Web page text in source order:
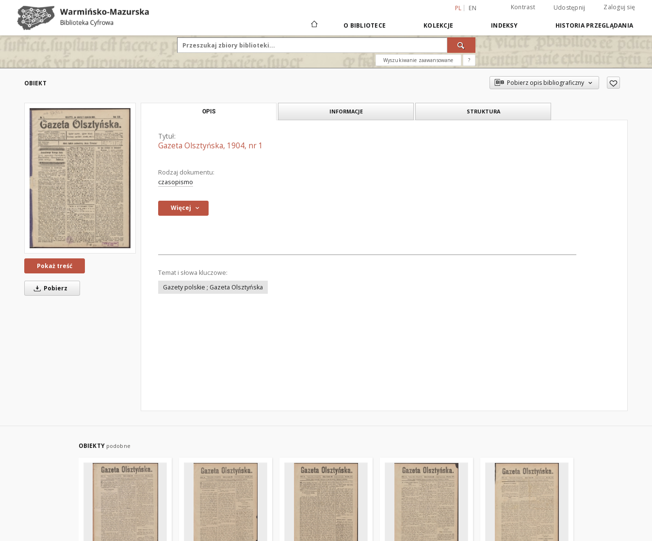
PL EN Kontrast Udostępnij Zaloguj się
O BIBLIOTECE KOLEKCJE INDEKSY HISTORIA PRZEGLĄDANIA
Wyszukiwanie zaawansowane ?
OBIEKT Pobierz opis bibliograficzny
Pokaż treść
Pobierz
OPIS INFORMACJE STRUKTURA
Tytuł:
Gazeta Olsztyńska, 1904, nr 1
Rodzaj dokumentu:
czasopismo
Więcej
Temat i słowa kluczowe:
Gazety polskie ; Gazeta Olsztyńska
OBIEKTY podobne